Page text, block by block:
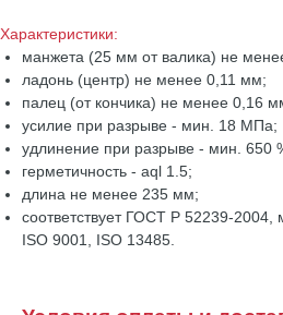
Характеристики:
манжета (25 мм от валика) не
ладонь (центр) не менее 0,11 мм;
палец (от кончика) не менее 0,16
усилие при разрыве - мин. 18 МПа;
удлинение при разрыве - мин. 650
герметичность - aql 1.5;
длина не менее 235 мм;
соответствует ГОСТ Р 52239-
ISO 9001, ISO 13485.